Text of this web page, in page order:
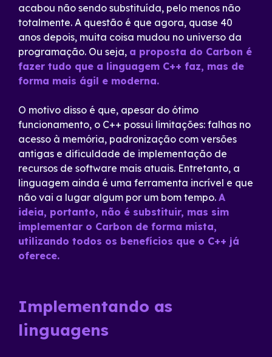
acabou não sendo substituída, pelo menos não
totalmente. A questão é que agora, quase 40
anos depois, muita coisa mudou no universo da
programação. Ou seja, a proposta do Carbon é
fazer tudo que a linguagem C++ faz, mas de
forma mais ágil e moderna.
O motivo disso é que, apesar do ótimo
funcionamento, o C++ possui limitações: falhas no
acesso à memória, padronização com versões
antigas e dificuldade de implementação de
recursos de software mais atuais. Entretanto, a
linguagem ainda é uma ferramenta incrível e que
não vai a lugar algum por um bom tempo. A
ideia, portanto, não é substituir, mas sim
implementar o Carbon de forma mista,
utilizando todos os benefícios que o C++ já
oferece.
Implementando as
linguagens